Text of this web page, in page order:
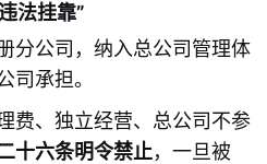
法挂靠”
分公司，纳入总公司管理体
司承担。
费、独立经营、总公司不参
十六条明令禁止，一旦被